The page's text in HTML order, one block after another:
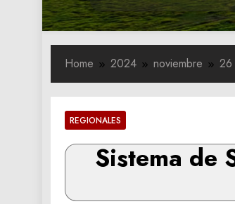
Home 2024 noviembre 26
REGIONALES
Sistema de